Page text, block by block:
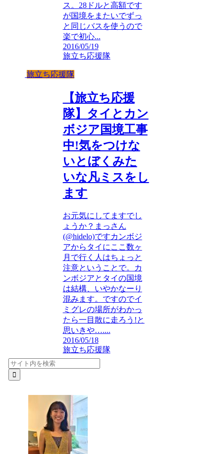
ス。28ドルと高額です
が国境をまたいでずっ
と同じバスを使うので
楽で初心...
2016/05/19
旅立ち応援隊
旅立ち応援隊
【旅立ち応援
隊】タイとカン
ボジア国境工事
中!気をつけな
いとぼくみた
いな凡ミスをし
ます
お元気にしてますでし
ょうか？まっさん
(@hidelo)ですカンボジ
アからタイにここ数ヶ
月で行く人はちょっと
注意ということで。カ
ンボジアとタイの国境
は結構、いやかなーり
混みます。ですのでイ
ミグレの場所がわかっ
たら一目散に走ろう!と
思いきや…....
2016/05/18
旅立ち応援隊